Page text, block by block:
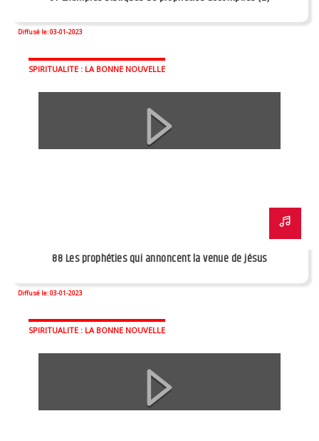
Diffusé le: 03-01-2023
SPIRITUALITE : LA BONNE NOUVELLE
88 Les prophéties qui annoncent la venue de jésus
Diffusé le: 03-01-2023
SPIRITUALITE : LA BONNE NOUVELLE